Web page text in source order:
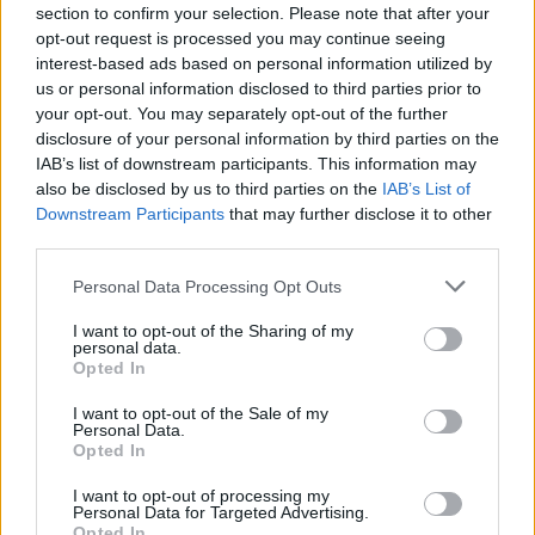
section to confirm your selection. Please note that after your
opt-out request is processed you may continue seeing
interest-based ads based on personal information utilized by
us or personal information disclosed to third parties prior to
your opt-out. You may separately opt-out of the further
disclosure of your personal information by third parties on the
IAB’s list of downstream participants. This information may
also be disclosed by us to third parties on the IAB’s List of
Downstream Participants that may further disclose it to other
Personal Data Processing Opt Outs
I want to opt-out of the Sharing of my
personal data.
Opted In
I want to opt-out of the Sale of my
Personal Data.
Opted In
I want to opt-out of processing my
Personal Data for Targeted Advertising.
ΥΠΑΑΤ: Επιπλέον 12,5 εκατ. ευρώ στις Περιφέρειες
για την ενίσχυση της βιοασφάλειας
07/08/2026 - 17:02 ΟΙΚΟΝΟΜΙΑ
Deloitte Ελλάδος: Χρηματοοικονομικός σύμβουλος
της ΔΕΗ για την είσοδο στην πολωνική αγορά
για την ανάπτυξη προηγμένων αμυντικών
τεχνολογιών
Συνάλλαγμα: Το ευρώ ενισχύεται 0,08%, στα
1,1534 δολάρια
07/08/2026 - 15:45 ΟΙΚΟΝΟΜΙΑ